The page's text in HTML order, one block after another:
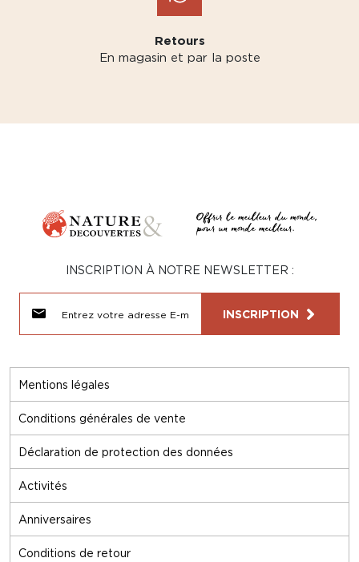
Retours
En magasin et par la poste
Mentions légales
Conditions générales de vente
Déclaration de protection des données
Activités
Anniversaires
Conditions de retour
INSCRIPTION À NOTRE NEWSLETTER :
INSCRIPTION